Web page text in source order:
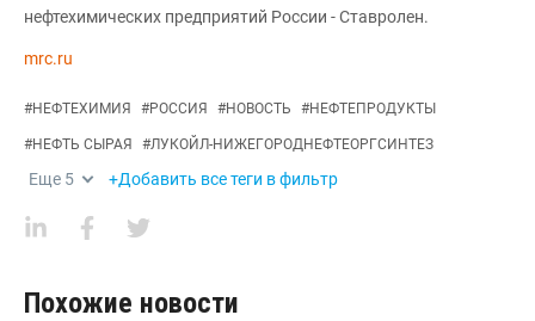
нефтехимических предприятий России - Ставролен.
mrc.ru
#НЕФТЕХИМИЯ #РОССИЯ #НОВОСТЬ #НЕФТЕПРОДУКТЫ
#НЕФТЬ СЫРАЯ #ЛУКОЙЛ-НИЖЕГОРОДНЕФТЕОРГСИНТЕЗ
Еще 5 +Добавить все теги в фильтр
Похожие новости